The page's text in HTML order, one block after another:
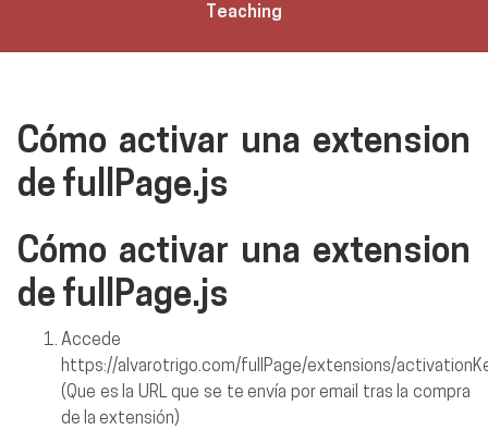
Teaching
Cómo activar una extension
de fullPage.js
Cómo activar una extension
de fullPage.js
Accede
https://alvarotrigo.com/fullPage/extensions/
(Que es la URL que se te envía por email tras la compra
de la extensión)